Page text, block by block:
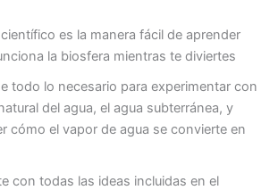
es la manera fácil de aprender
la biosfera mientras te diviertes
todo lo necesario para experimentar con
del agua, el agua subterránea, y
cómo el vapor de agua se convierte en
con todas las ideas incluidas en el